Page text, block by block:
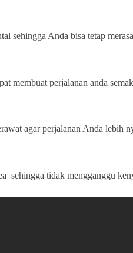
sehingga Anda bisa tetap
membuat perjalanan anda
agar perjalanan Anda lebih
tidak mengganggu